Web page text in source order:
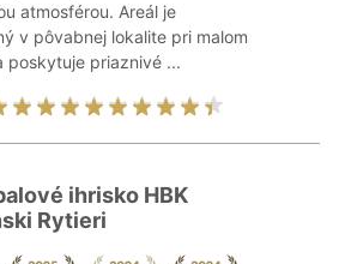
atmosférou. Areál je
v pôvabnej lokalite pri malom
poskytuje priaznivé ...
ihrisko HBK
Rytieri